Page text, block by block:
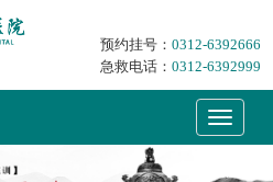
预约挂号： 0312-6392666
急救电话： 0312-6392999